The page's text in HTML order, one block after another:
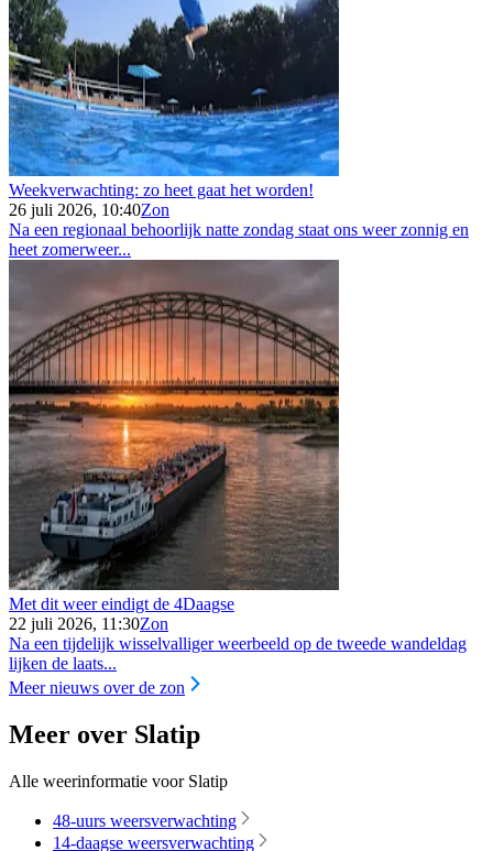
Weekverwachting: zo heet gaat het worden!
26 juli 2026, 10:40Zon
Na een regionaal behoorlijk natte zondag staat ons weer zonnig en
heet zomerweer...
Met dit weer eindigt de 4Daagse
22 juli 2026, 11:30Zon
Na een tijdelijk wisselvalliger weerbeeld op de tweede wandeldag
lijken de laats...
Meer nieuws over de zon
Meer over Slatip
Alle weerinformatie voor Slatip
48-uurs weersverwachting
14-daagse weersverwachting